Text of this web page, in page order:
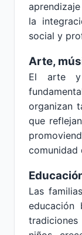
la
social y
Arte,
El arte y
organizan
que
comunidad
Las
educación